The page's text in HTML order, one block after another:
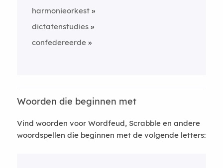
harmonieorkest
dictatenstudies
confedereerde
Woorden die beginnen met
Vind woorden voor Wordfeud, Scrabble en andere
woordspellen die beginnen met de volgende letters: